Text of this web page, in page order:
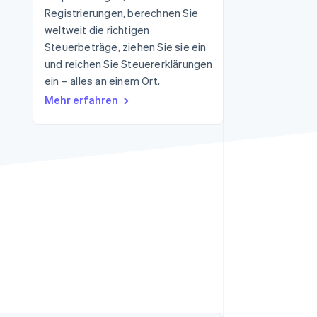
Stripe-Sessions 2026
Erfahren Sie, wie Stripe
Lösungen für die
Wirtschaftsinfrastruktur
Registrierungen, berechnen Sie
weltweit die richtigen
Steuerbeträge, ziehen Sie sie ein
und reichen Sie Steuererklärungen
ein – alles an einem Ort.
Mehr erfahren